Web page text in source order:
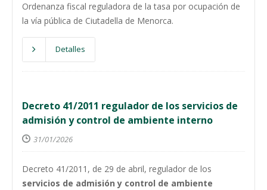
Ordenanza fiscal reguladora de la tasa por ocupación de
la vía pública de Ciutadella de Menorca.
Detalles
Decreto 41/2011 regulador de los servicios de
admisión y control de ambiente interno
31/01/2026
Decreto 41/2011, de 29 de abril, regulador de los
servicios de admisión y control de ambiente